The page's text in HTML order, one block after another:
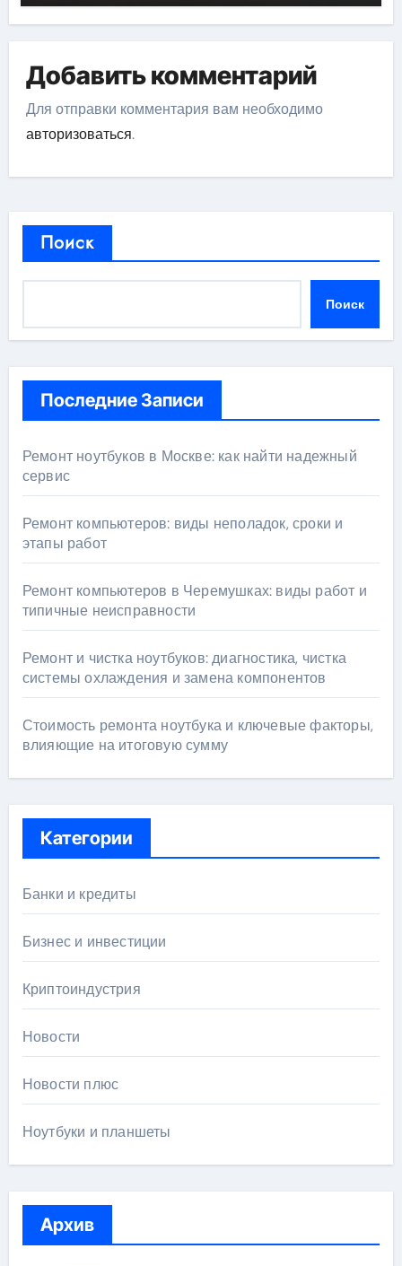
Добавить комментарий
Для отправки комментария вам необходимо
авторизоваться.
Поиск
Поиск
Последние Записи
Ремонт ноутбуков в Москве: как найти надежный
сервис
Ремонт компьютеров: виды неполадок, сроки и
этапы работ
Ремонт компьютеров в Черемушках: виды работ и
типичные неисправности
Ремонт и чистка ноутбуков: диагностика, чистка
системы охлаждения и замена компонентов
Стоимость ремонта ноутбука и ключевые факторы,
влияющие на итоговую сумму
Категории
Банки и кредиты
Бизнес и инвестиции
Криптоиндустрия
Новости
Новости плюс
Ноутбуки и планшеты
Архив